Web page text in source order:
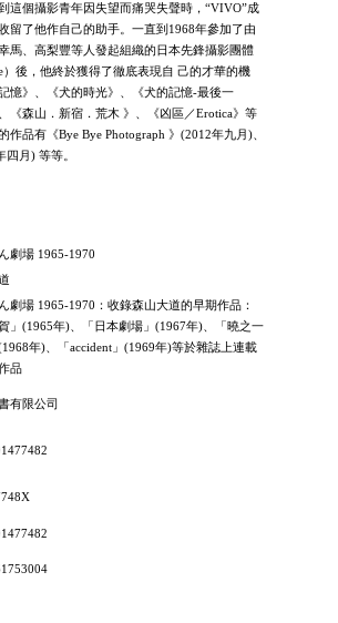
這個攝影青年因失望而痛哭失聲時，“VIVO”成
留了他作自己的助手。一直到1968年參加了由
馬、高梨豐等人發起組織的日本先鋒攝影團體
）後，他終於獲得了徹底表現自 己的才華的機
憶》、《犬的時光》、《犬的記憶-最後一
《森山．新宿．荒木 》、《凶區／Erotica》等
作品有《Bye Bye Photograph 》(2012年九月)、
四月) 等等。
劇場 1965‐1970
劇場 1965‐1970：收錄森山大道的早期作品：
賀」(1965年)、「日本劇場」(1967年)、「曉之一
年)、「accident」(1969年)等於雜誌上連載
品
有限公司